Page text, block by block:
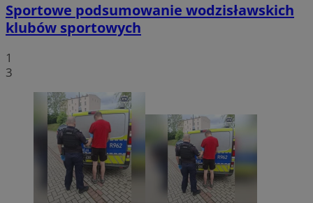
Sportowe podsumowanie wodzisławskich
klubów sportowych
1
3